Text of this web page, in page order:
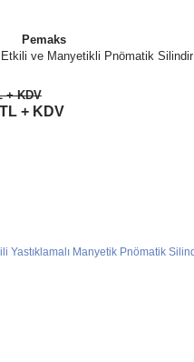
Pemaks
ve Manyetikli Pnömatik Silindir
+ KDV
+ KDV
İncele
Sepete Ekle